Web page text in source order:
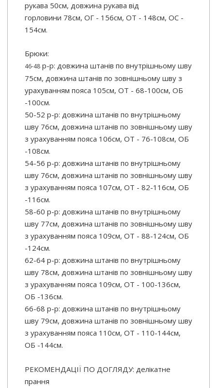
рукава 50см, довжина рукава від
горловини 78см, ОГ - 156см, ОТ - 148см, OC -
154см.
Брюки:
46-48 р-р: довжина штанів по внутрішньому шву
75см, довжина штанів по зовнішньому шву з
урахуванням пояса 105см, ОТ - 68-100см, ОБ
-100см.
50-52 р-р: довжина штанів по внутрішньому
шву 76см, довжина штанів по зовнішньому шву
з урахуванням пояса 106см, ОТ - 76-108см, ОБ
-108см.
54-56 р-р: довжина штанів по внутрішньому
шву 76см, довжина штанів по зовнішньому шву
з урахуванням пояса 107см, ОТ - 82-116см, ОБ
-116см.
58-60 р-р: довжина штанів по внутрішньому
шву 77см, довжина штанів по зовнішньому шву
з урахуванням пояса 109см, ОТ - 88-124см, ОБ
-124см.
62-64 р-р: довжина штанів по внутрішньому
шву 78см, довжина штанів по зовнішньому шву
з урахуванням пояса 109см, ОТ - 100-136см,
ОБ -136см.
66-68 р-р: довжина штанів по внутрішньому
шву 79см, довжина штанів по зовнішньому шву
з урахуванням пояса 110см, ОТ - 110-144см,
ОБ -144см.
РЕКОМЕНДАЦІЇ ПО ДОГЛЯДУ: делікатне
прання